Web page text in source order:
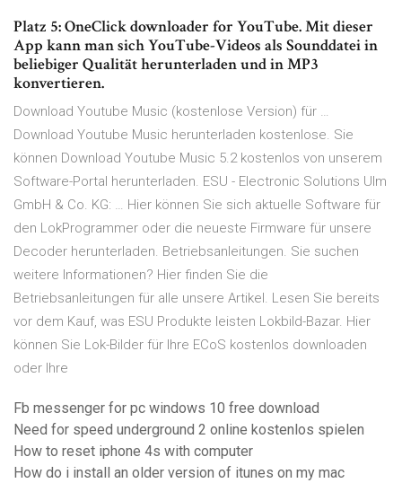
Platz 5: OneClick downloader for YouTube. Mit dieser
App kann man sich YouTube-Videos als Sounddatei in
beliebiger Qualität herunterladen und in MP3
konvertieren.
Download Youtube Music (kostenlose Version) für …
Download Youtube Music herunterladen kostenlose. Sie
können Download Youtube Music 5.2 kostenlos von unserem
Software-Portal herunterladen. ESU - Electronic Solutions Ulm
GmbH & Co. KG: … Hier können Sie sich aktuelle Software für
den LokProgrammer oder die neueste Firmware für unsere
Decoder herunterladen. Betriebsanleitungen. Sie suchen
weitere Informationen? Hier finden Sie die
Betriebsanleitungen für alle unsere Artikel. Lesen Sie bereits
vor dem Kauf, was ESU Produkte leisten Lokbild-Bazar. Hier
können Sie Lok-Bilder für Ihre ECoS kostenlos downloaden
oder Ihre
Fb messenger for pc windows 10 free download
Need for speed ​​underground 2 online kostenlos spielen
How to reset iphone 4s with computer
How do i install an older version of itunes on my mac